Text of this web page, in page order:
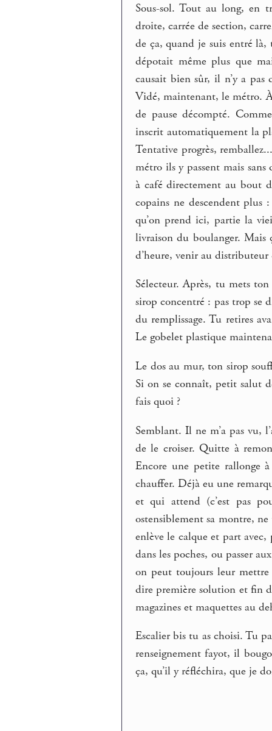
Sous-sol. Tout au long, en
droite, carrée de section,
de ça, quand je suis entré là,
dépotait même plus que
causait bien sûr, il n’y a pas
Vidé, maintenant, le métro.
de pause décompté.
inscrit automatiquement la
Tentative progrès,
métro ils y passent mais
à café directement au bout
copains ne descendent plus
qu’on prend ici, partie la
livraison du boulanger.
d’heure, venir au
Sélecteur. Après, tu mets
sirop concentré : pas trop se
du remplissage. Tu retires
Le gobelet plastique
Le dos au mur, ton sirop
Si on se connaît, petit salut
fais quoi ?
Semblant. Il ne m’a pas vu,
de le croiser. Quitte à
Encore une petite rallonge
chauffer. Déjà eu une
et qui attend (c’est pas
ostensiblement sa montre,
enlève le calque et part avec,
dans les poches, ou passer
on peut toujours leur
dire première solution et fin
magazines et maquettes au
Escalier bis tu as choisi. Tu
renseignement fayot, il
ça, qu’il y réfléchira, que je